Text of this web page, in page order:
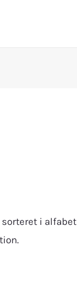
sorteret i